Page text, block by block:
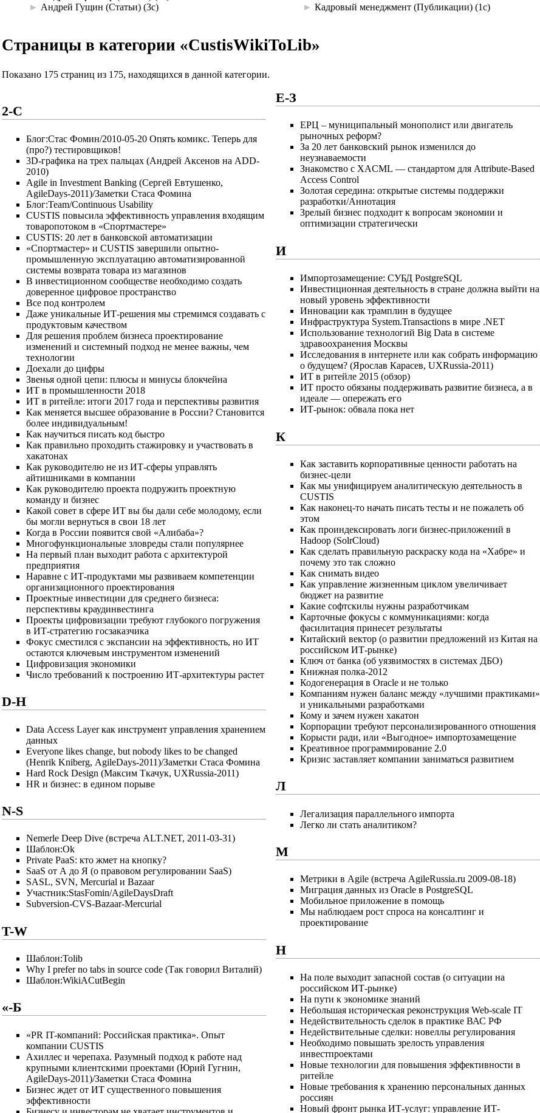
► Андрей Гущин (Статьи) (3с) ►Кадровый менеджмент (Публикации) ‎(1с)
Страницы в категории «CustisWikiToLib»
Показано 175 страниц из 175, находящихся в данной категории.
2-C
Блог:Стас Фомин/2010-05-20 Опять комикс. Теперь для
(про?) тестировщиков!
3D-графика на трех пальцах (Андрей Аксенов на ADD-
2010)
Agile in Investment Banking (Сергей Евтушенко,
AgileDays-2011)/Заметки Стаса Фомина
Блог:Team/Continuous Usability
CUSTIS повысила эффективность управления входящим
товаропотоком в «Спортмастере»
CUSTIS: 20 лет в банковской автоматизации
«Спортмастер» и CUSTIS завершили опытно-
промышленную эксплуатацию автоматизированной
системы возврата товара из магазинов
В инвестиционном сообществе необходимо создать
доверенное цифровое пространство
Все под контролем
Даже уникальные ИТ-решения мы стремимся создавать с
продуктовым качеством
Для решения проблем бизнеса проектирование
изменений и системный подход не менее важны, чем
технологии
Доехали до цифры
Звенья одной цепи: плюсы и минусы блокчейна
ИТ в промышленности 2018
ИТ в ритейле: итоги 2017 года и перспективы развития
Как меняется высшее образование в России? Становится
более индивидуальным!
Как научиться писать код быстро
Как правильно проходить стажировку и участвовать в
хакатонах
Как руководителю не из ИТ-сферы управлять
айтишниками в компании
Как руководителю проекта подружить проектную
команду и бизнес
Какой совет в сфере ИТ вы бы дали себе молодому, если
бы могли вернуться в свои 18 лет
Когда в России появится свой «Алибаба»?
Многофункциональные зловреды стали популярнее
На первый план выходит работа с архитектурой
предприятия
Наравне с ИТ-продуктами мы развиваем компетенции
организационного проектирования
Проектные инвестиции для среднего бизнеса:
перспективы краудинвестинга
Проекты цифровизации требуют глубокого погружения
в ИТ-стратегию госзаказчика
Фокус сместился с экспансии на эффективность, но ИТ
остаются ключевым инструментом изменений
Цифровизация экономики
Число требований к построению ИТ-архитектуры растет
D-H
Data Access Layer как инструмент управления хранением
данных
Everyone likes change, but nobody likes to be changed
(Henrik Kniberg, AgileDays-2011)/Заметки Стаса Фомина
Hard Rock Design (Максим Ткачук, UXRussia-2011)
HR и бизнес: в едином порыве
N-S
Nemerle Deep Dive (встреча ALT.NET, 2011-03-31)
Шаблон:Ok
Private PaaS: кто жмет на кнопку?
SaaS от А до Я (о правовом регулировании SaaS)
SASL, SVN, Mercurial и Bazaar
Участник:StasFomin/AgileDaysDraft
Subversion-CVS-Bazaar-Mercurial
T-W
Шаблон:Tolib
Why I prefer no tabs in source code (Так говорил Виталий)
Шаблон:WikiACutBegin
«-Б
«PR IT-компаний: Российская практика». Опыт
компании CUSTIS
Ахиллес и черепаха. Разумный подход к работе над
крупными клиентскими проектами (Юрий Гугнин,
AgileDays-2011)/Заметки Стаса Фомина
Бизнес ждет от ИТ существенного повышения
эффективности
Е-З
ЕРЦ – муниципальный монополист или двигатель
рыночных реформ?
За 20 лет банковский рынок изменился до
неузнаваемости
Знакомство с XACML — стандартом для Attribute-Based
Access Control
Золотая середина: открытые системы поддержки
разработки/Аннотация
Зрелый бизнес подходит к вопросам экономии и
оптимизации стратегически
И
Импортозамещение: СУБД PostgreSQL
Инвестиционная деятельность в стране должна выйти на
новый уровень эффективности
Инновации как трамплин в будущее
Инфраструктура System.Transactions в мире .NET
Использование технологий Big Data в системе
здравоохранения Москвы
Исследования в интернете или как собрать информацию
о будущем? (Ярослав Карасев, UXRussia-2011)
ИТ в ритейле 2015 (обзор)
ИТ просто обязаны поддерживать развитие бизнеса, а в
идеале — опережать его
ИТ-рынок: обвала пока нет
К
Как заставить корпоративные ценности работать на
бизнес-цели
Как мы унифицируем аналитическую деятельность в
CUSTIS
Как наконец-то начать писать тесты и не пожалеть об
этом
Как проиндексировать логи бизнес-приложений в
Hadoop (SolrCloud)
Как сделать правильную раскраску кода на «Хабре» и
почему это так сложно
Как снимать видео
Как управление жизненным циклом увеличивает
бюджет на развитие
Какие софтскилы нужны разработчикам
Карточные фокусы с коммуникациями: когда
фасилитация принесет результаты
Китайский вектор (о развитии предложений из Китая на
российском ИТ-рынке)
Ключ от банка (об уязвимостях в системах ДБО)
Книжная полка-2012
Кодогенерация в Oracle и не только
Компаниям нужен баланс между «лучшими практиками»
и уникальными разработками
Кому и зачем нужен хакатон
Корпорации требуют персонализированного отношения
Корысти ради, или «Выгодное» импортозамещение
Креативное программирование 2.0
Кризис заставляет компании заниматься развитием
Л
Легализация параллельного импорта
Легко ли стать аналитиком?
М
Метрики в Agile (встреча AgileRussia.ru 2009-08-18)
Миграция данных из Oracle в PostgreSQL
Мобильное приложение в помощь
Мы наблюдаем рост спроса на консалтинг и
проектирование
Н
На поле выходит запасной состав (о ситуации на
российском ИТ-рынке)
На пути к экономике знаний
Небольшая историческая реконструкция Web-scale IT
Недействительность сделок в практике ВАС РФ
Недействительные сделки: новеллы регулирования
Необходимо повышать зрелость управления
инвестпроектами
Новые технологии для повышения эффективности в
ритейле
Новые требования к хранению персональных данных
россиян
Новый фронт рынка ИТ-услуг: управление ИТ-